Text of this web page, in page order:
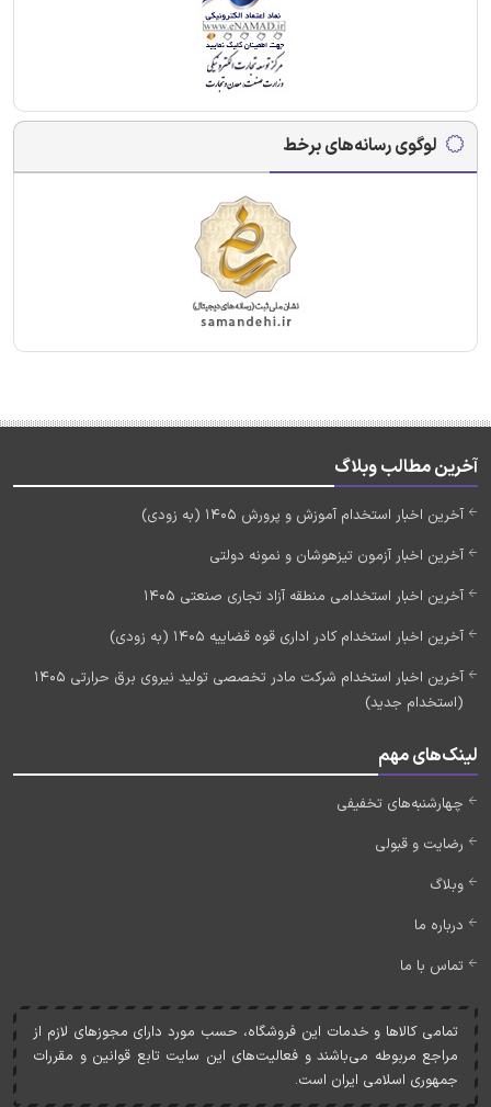
لوگوی رسانه‌های برخط
آخرین مطالب وبلاگ
آخرین اخبار استخدام آموزش و پرورش 1405 (به زودی)
آخرین اخبار آزمون تیزهوشان و نمونه دولتی
آخرین اخبار استخدامی منطقه آزاد تجاری صنعتی 1405
آخرین اخبار استخدام کادر اداری قوه قضاییه 1405 (به زودی)
آخرین اخبار استخدام شرکت مادر تخصصی تولید نیروی برق حرارتی 1405
(استخدام جدید)
لینک‌های مهم
چهارشنبه‌های تخفیفی
رضایت و قبولی
وبلاگ
درباره ما
تماس با ما
تمامی کالاها و خدمات اين فروشگاه، حسب مورد دارای مجوزهای لازم از
مراجع مربوطه می‌باشند و فعاليت‌های اين سايت تابع قوانين و مقررات
جمهوری اسلامی ايران است.